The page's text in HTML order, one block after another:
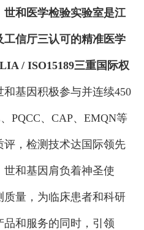
世和医学检验实验室是江
信厅三认可的精准医学
/ ISO15189三重国际权
和基因积极参与并连续450
PQCC、CAP、EMQN等
评，检测技术达国际领先
和基因肩负着神圣使
量，为临床患者和科研
和服务的同时，引领